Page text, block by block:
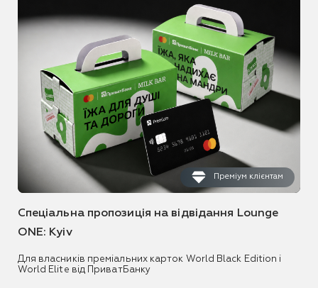
Преміум клієнтам
Спеціальна пропозиція на відвідання Lounge
ONE: Kyiv
Для власників преміальних карток World Black Edition і
World Elite від ПриватБанку